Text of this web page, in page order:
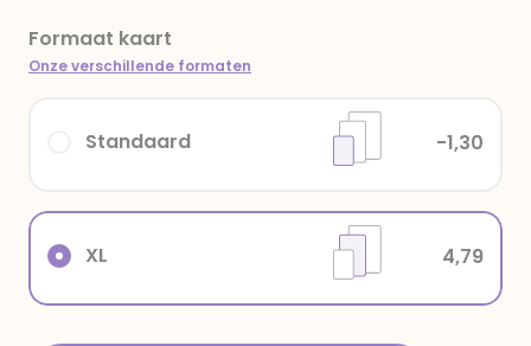
Formaat kaart
Onze verschillende formaten
XL 4,79
Standaard -1,30